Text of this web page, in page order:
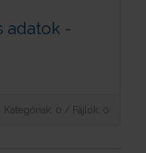
adatok -
Kategóriák: 0 / Fájlok: 0